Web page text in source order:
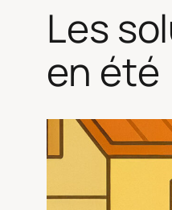
Les
en été